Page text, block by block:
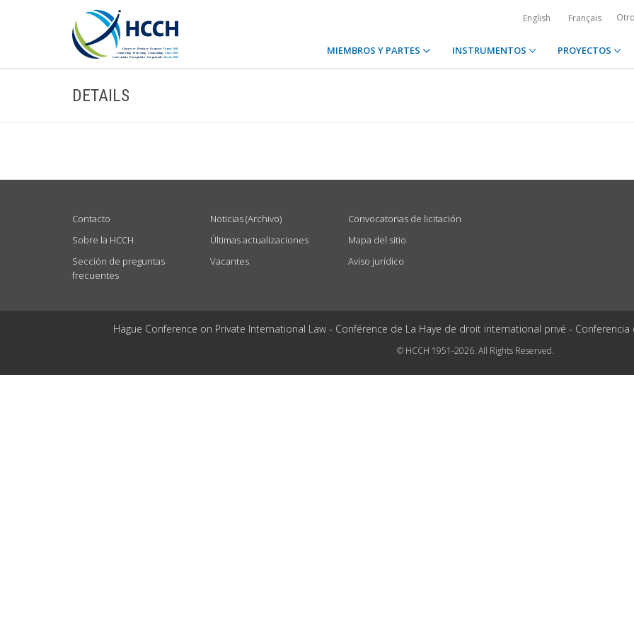
English Français
MIEMBROS Y PARTES INSTRUMENTOS PROYECTOS
DETAILS
Contacto
Sobre la HCCH
Sección de preguntas
frecuentes
Noticias (Archivo)
Últimas actualizaciones
Vacantes
Convocatorias de licitación
Mapa del sitio
Aviso jurídico
Hague Conference on Private International Law - Conférence de La Haye de droit international privé -
© HCCH 1951-2026. All Rights Reserved.